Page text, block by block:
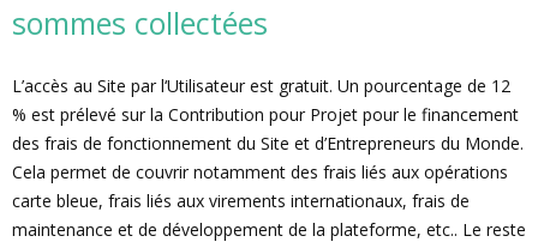
sommes collectées
L’accès au Site par l‘Utilisateur est gratuit. Un pourcentage de 12
% est prélevé sur la Contribution pour Projet pour le financement
des frais de fonctionnement du Site et d’Entrepreneurs du Monde.
Cela permet de couvrir notamment des frais liés aux opérations
carte bleue, frais liés aux virements internationaux, frais de
maintenance et de développement de la plateforme, etc.. Le reste